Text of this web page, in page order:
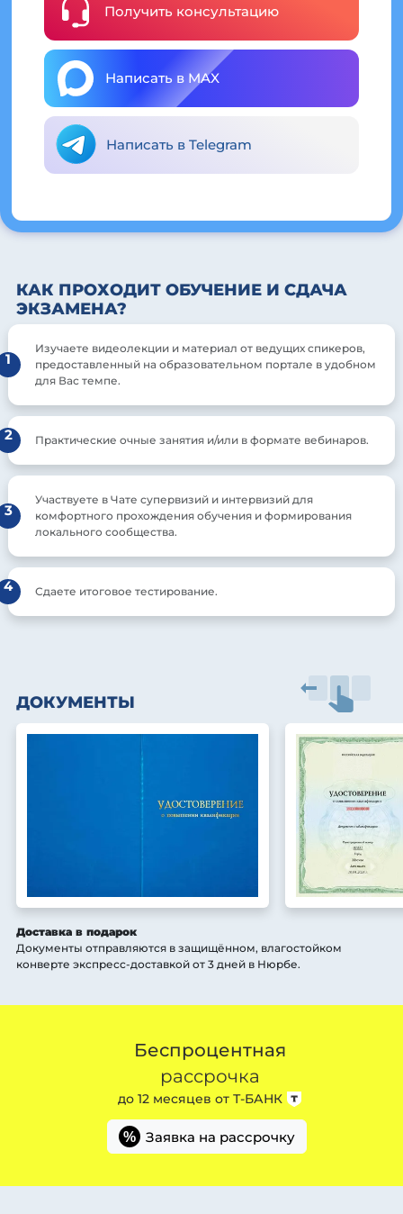
Получить консультацию
Написать в MAX
Написать в Telegram
КАК ПРОХОДИТ ОБУЧЕНИЕ И СДАЧА
ЭКЗАМЕНА?
1
Изучаете видеолекции и материал от ведущих спикеров,
предоставленный на образовательном портале в удобном
для Вас темпе.
2 Практические очные занятия и/или в формате вебинаров.
3
Участвуете в Чате супервизий и интервизий для
комфортного прохождения обучения и формирования
локального сообщества.
4 Сдаете итоговое тестирование.
ДОКУМЕНТЫ
Доставка в подарок
Документы отправляются в защищённом, влагостойком
конверте экспресс-доставкой от 3 дней в Нюрбе.
Беспроцентная
рассрочка
до 12 месяцев от Т-БАНК
% Заявка на рассрочку